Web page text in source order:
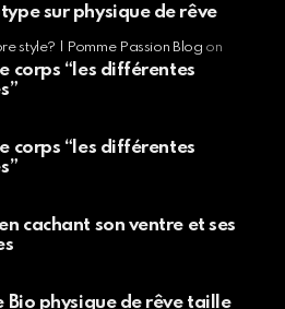
sur physique de rêve
style? | Pomme Passion Blog on
corps “les différentes
corps “les différentes
cachant son ventre et ses
Bio physique de rêve taille